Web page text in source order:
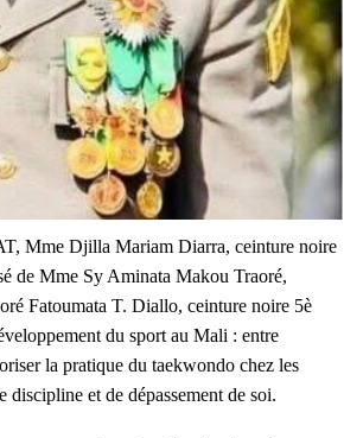
Mme Djilla Mariam Diarra, ceinture noire
de Mme Sy Aminata Makou Traoré,
Fatoumata T. Diallo, ceinture noire 5è
du sport au Mali : entre
la pratique du taekwondo chez les
et de dépassement de soi.